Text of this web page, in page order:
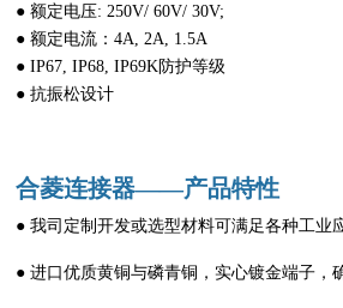
● 额定电压: 250V/ 60V/ 30V;
● 额定电流：4A, 2A, 1.5A
● IP67, IP68, IP69K防护等级
● 抗振松设计
合菱连接器——产品特性
● 我司定制开发或选型材料可满足各种工业
● 进口优质黄铜与磷青铜，实心镀金端子，